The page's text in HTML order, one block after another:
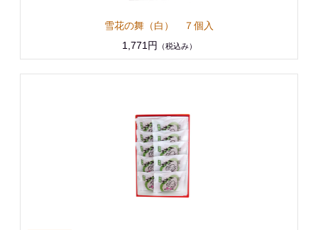
雪花の舞（白） ７個入
1,771円
（税込み）